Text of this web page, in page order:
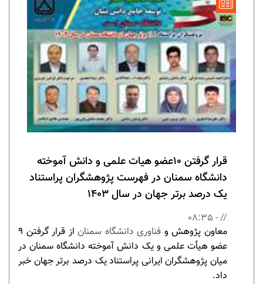
قرار گرفتن 10عضو هیات علمی و دانش آموخته
دانشگاه سمنان در فهرست پژوهشگران پراستناد
یک درصد برتر جهان در سال 1403
// - 08:35
معاون پژوهش و فناوری دانشگاه سمنان
از قرار گرفتن 9
عضو هیأت علمی و یک دانش آموخته دانشگاه سمنان در
میان پژوهشگران ایرانی پراستناد یک درصد برتر جهان خبر
داد.